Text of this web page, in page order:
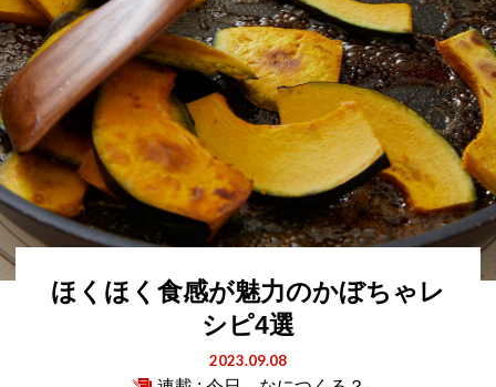
ほくほく食感が魅力のかぼちゃレ
シピ4選
2023.09.08